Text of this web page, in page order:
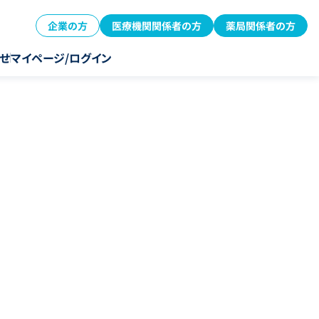
企業の方 医療機関関係者の方 薬局関係者の方
マイページ/ログイン